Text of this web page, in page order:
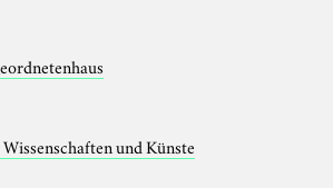
und Künste